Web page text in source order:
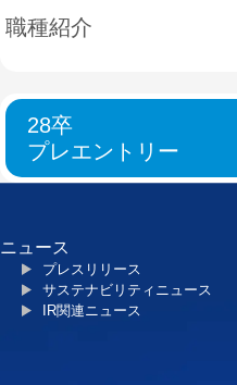
職種紹介
28卒
プレエントリー
ニュース
プレスリリース
サステナビリティニュース
IR関連ニュース